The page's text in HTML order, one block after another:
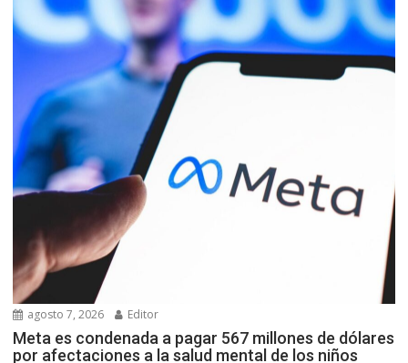
agosto 7, 2026 Editor
Meta es condenada a pagar 567 millones de dólares
por afectaciones a la salud mental de los niños